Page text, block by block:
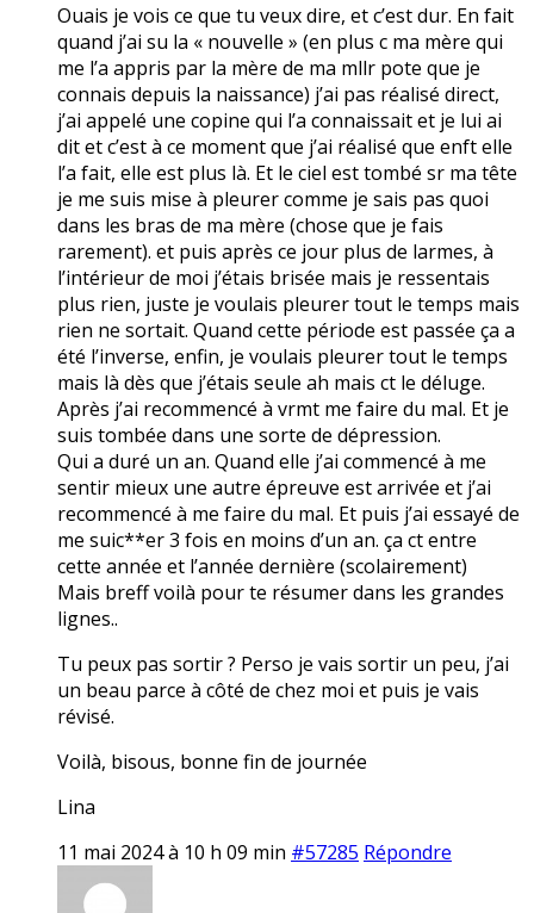
Ouais je vois ce que tu veux dire, et c’est dur. En fait
quand j’ai su la « nouvelle » (en plus c ma mère qui
me l’a appris par la mère de ma mllr pote que je
connais depuis la naissance) j’ai pas réalisé direct,
j’ai appelé une copine qui l’a connaissait et je lui ai
dit et c’est à ce moment que j’ai réalisé que enft elle
l’a fait, elle est plus là. Et le ciel est tombé sr ma tête
je me suis mise à pleurer comme je sais pas quoi
dans les bras de ma mère (chose que je fais
rarement). et puis après ce jour plus de larmes, à
l’intérieur de moi j’étais brisée mais je ressentais
plus rien, juste je voulais pleurer tout le temps mais
rien ne sortait. Quand cette période est passée ça a
été l’inverse, enfin, je voulais pleurer tout le temps
mais là dès que j’étais seule ah mais ct le déluge.
Après j’ai recommencé à vrmt me faire du mal. Et je
suis tombée dans une sorte de dépression.
Qui a duré un an. Quand elle j’ai commencé à me
sentir mieux une autre épreuve est arrivée et j’ai
recommencé à me faire du mal. Et puis j’ai essayé de
me suic**er 3 fois en moins d’un an. ça ct entre
cette année et l’année dernière (scolairement)
Mais breff voilà pour te résumer dans les grandes
lignes..
Tu peux pas sortir ? Perso je vais sortir un peu, j’ai
un beau parce à côté de chez moi et puis je vais
révisé.
Voilà, bisous, bonne fin de journée
Lina
11 mai 2024 à 10 h 09 min #57285 Répondre